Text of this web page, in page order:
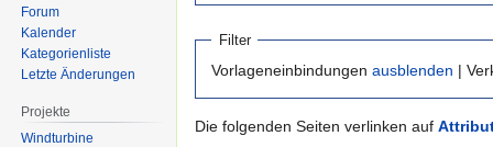
Filter
Vorlageneinbindungen ausblenden |
Die folgenden Seiten verlinken auf
Forum
Kalender
Kategorienliste
Letzte Änderungen
Projekte
Windturbine